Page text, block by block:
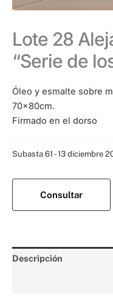
Lote 28 Alejandro Bonzo –
“Serie de
Óleo y esmalte sobre
70x80cm.
Firmado en el dorso
Subasta 61 - 13 diciembre
Consultar
Descripción